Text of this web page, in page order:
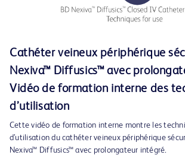
Cathéter veineux périphérique
Nexiva™ Diffusics™ avec
Vidéo de formation interne des
d’utilisation
Cette vidéo de formation interne montre les
d’utilisation du cathéter veineux périphérique
Nexiva™ Diffusics™ avec prolongateur intégré.